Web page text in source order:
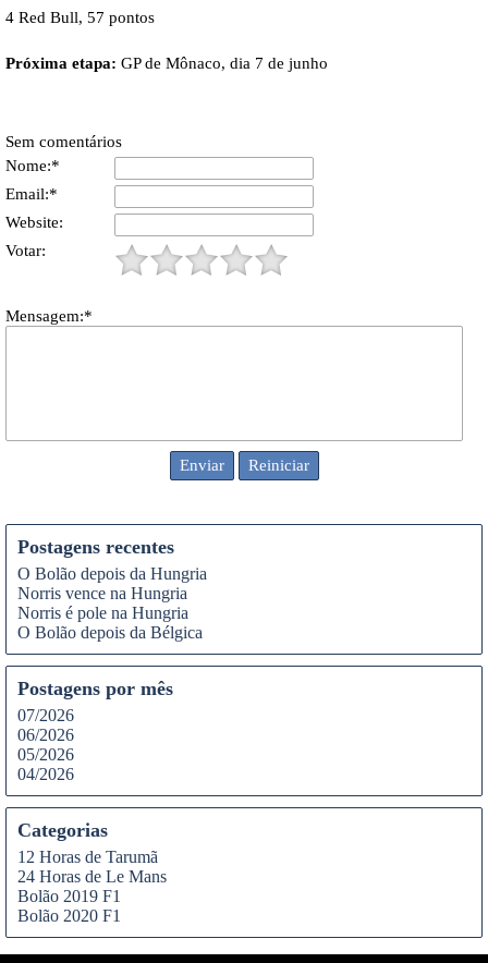
4 Red Bull, 57 pontos
Próxima etapa: GP de Mônaco, dia 7 de junho
Sem comentários
Nome:*
Email:*
Website:
Votar:
Mensagem:*
Postagens recentes
O Bolão depois da Hungria
Norris vence na Hungria
Norris é pole na Hungria
O Bolão depois da Bélgica
Postagens por mês
07/2026
06/2026
05/2026
04/2026
Categorias
12 Horas de Tarumã
24 Horas de Le Mans
Bolão 2019 F1
Bolão 2020 F1